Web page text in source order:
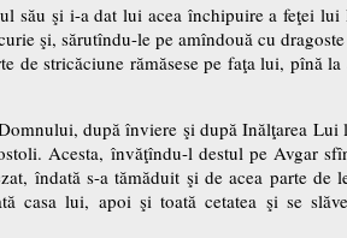
său şi i-a dat lui acea închipuire a feţei
şi, sărutîndu-le pe amîndouă cu
de stricăciune rămăsese pe faţa lui, pînă
după înviere şi după Inălţarea
Acesta, învăţîndu-l destul pe Avgar
îndată s-a tămăduit şi de acea parte
casa lui, apoi şi toată cetatea şi se